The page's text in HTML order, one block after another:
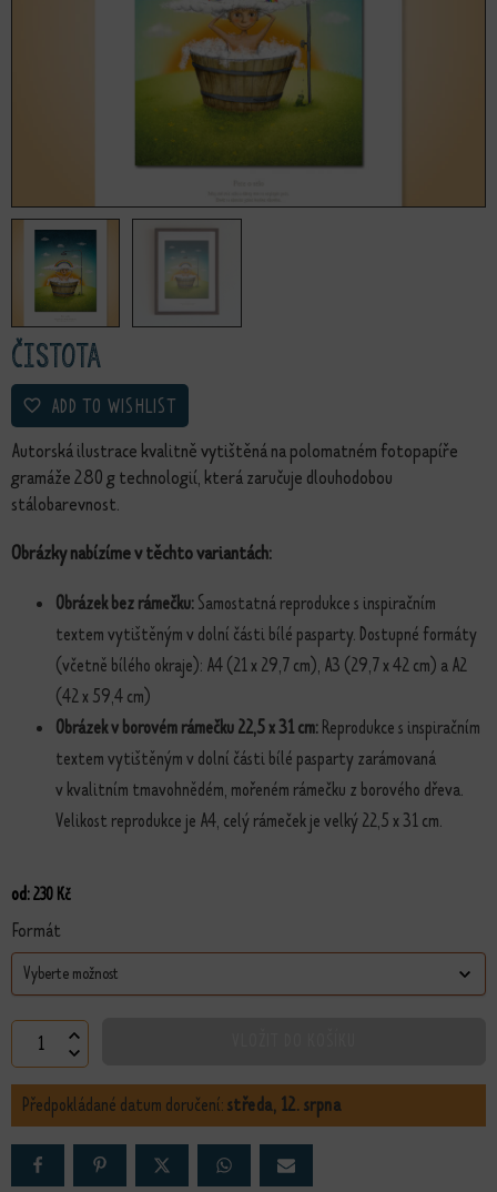
Čistota
ADD TO WISHLIST
Autorská ilustrace kvalitně vytištěná na polomatném fotopapíře
gramáže 280 g technologií, která zaručuje dlouhodobou
stálobarevnost.
Obrázky nabízíme v těchto variantách:
Obrázek bez rámečku:Samostatná reprodukce s inspiračním
textem vytištěným v dolní části bílé pasparty. Dostupné formáty
(včetně bílého okraje): A4 (21 x 29,7 cm), A3 (29,7 x 42 cm) a A2
(42 x 59,4 cm)
Obrázek v borovém rámečku 22,5 x 31 cm:Reprodukce s inspiračním
textem vytištěným v dolní části bílé pasparty zarámovaná
v kvalitním tmavohnědém, mořeném rámečku z borového dřeva.
Velikost reprodukce je A4, celý rámeček je velký 22,5 x 31 cm.
od:230 Kč
Formát
Čistota množství
Předpokládané datum doručení:středa, 12. srpna